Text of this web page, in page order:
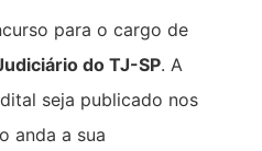
para o cargo de
do TJ-SP. A
seja publicado nos
anda a sua